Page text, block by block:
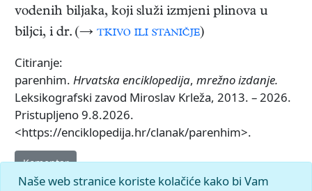
vodenih biljaka, koji služi izmjeni plinova u
biljci, i dr. (→ tkivo ili staničje)
Citiranje:
parenhim. Hrvatska enciklopedija, mrežno izdanje.
Leksikografski zavod Miroslav Krleža, 2013. – 2026.
Pristupljeno 9.8.2026.
<https://enciklopedija.hr/clanak/parenhim>.
Komentar
Naše web stranice koriste kolačiće kako bi Vam